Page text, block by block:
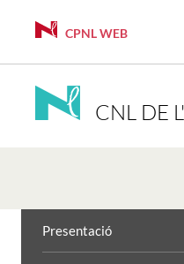
CPNL WEB
CNL DE L'
Presentació